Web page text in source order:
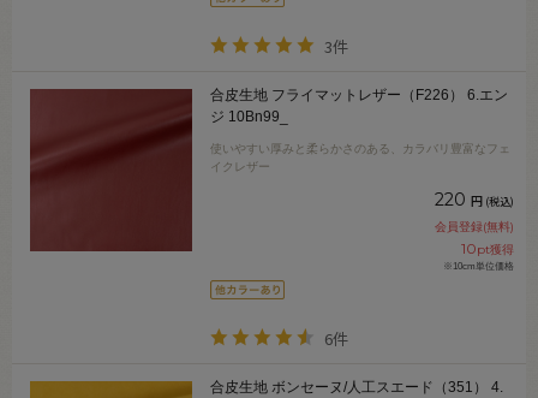
3件
合皮生地 フライマットレザー（F226） 6.エン
ジ 10Bn99_
使いやすい厚みと柔らかさのある、カラバリ豊富なフェ
イクレザー
220 円 (税込)
会員登録(無料)
10pt獲得
※10cm単位価格
6件
合皮生地 ボンセーヌ/人工スエード（351） 4.